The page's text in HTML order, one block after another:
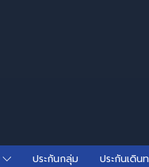
ประกันกลุ่ม ประกันเดิน